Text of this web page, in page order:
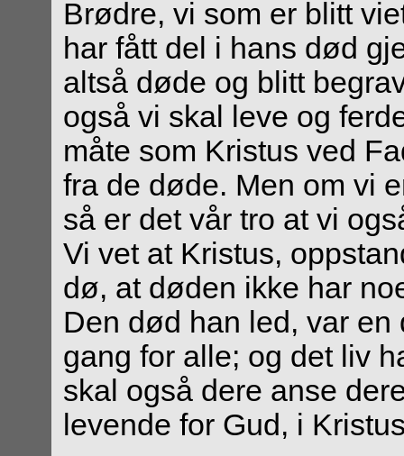
Brødre, vi som er blitt
har fått del i hans død
altså døde og blitt
også vi skal leve og
måte som Kristus ved
fra de døde. Men om vi
så er det vår tro at vi
Vi vet at Kristus,
dø, at døden ikke har
Den død han led, var
gang for alle; og det liv
skal også dere anse
levende for Gud, i